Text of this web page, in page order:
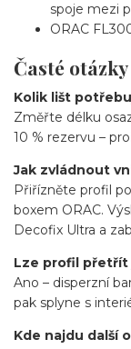
spoje mezi
ORAC
Časté otázky
Kolik lišt
Změřte délku
10 % rezervu –
Jak zvládnout
Přiřízněte profil
boxem ORAC.
Decofix Ultra a
Lze profil přetřít
Ano – disperzní
pak splyne s
Kde najdu další